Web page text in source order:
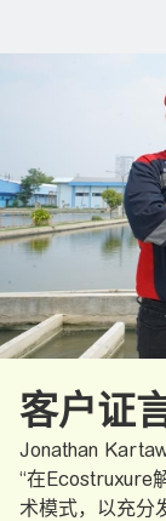
客户证
Jonathan
“在Ecostruxure
术模式，以充分